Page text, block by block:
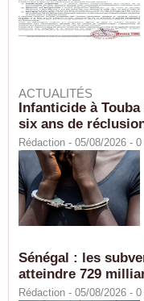
ACTUALITÉS
Infanticide à
six ans de
Rédaction - 05/08/2026 - 0
Sénégal : les
atteindre 729
Rédaction - 05/08/2026 - 0